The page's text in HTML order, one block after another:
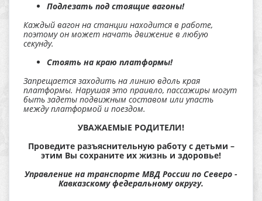
Подлезать под стоящие вагоны!
Каждый вагон на станции находится в работе,
поэтому он может начать движение в любую
секунду.
Стоять на краю платформы!
Запрещается заходить на линию вдоль края
платформы. Нарушая это праивло, пассажиры могут
быть задеты подвижным составом или упасть
между платформой и поездом.
УВАЖАЕМЫЕ РОДИТЕЛИ!
Проведите разъяснительную работу с детьми –
этим Вы сохраните их жизнь и здоровье!
Управление на транспорте МВД России по Северо -
Кавказскому федеральному округу.